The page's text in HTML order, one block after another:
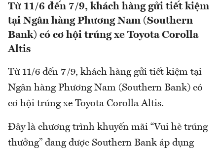
Từ 11/6 đến 7/9, khách hàng gửi tiết kiệm
tại Ngân hàng Phương Nam (Southern
Bank) có cơ hội trúng xe Toyota Corolla
Altis
Từ 11/6 đến 7/9, khách hàng gửi tiết kiệm tại
Ngân hàng Phương Nam (Southern Bank) có
cơ hội trúng xe Toyota Corolla Altis.
Đây là chương trình khuyến mãi “Vui hè trúng
thưởng” đang được Southern Bank áp dụng